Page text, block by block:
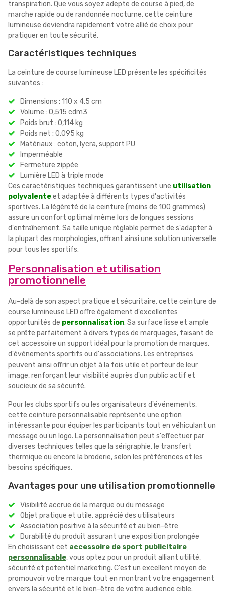
transpiration. Que vous soyez adepte de course à pied, de
marche rapide ou de randonnée nocturne, cette ceinture
lumineuse deviendra rapidement votre allié de choix pour
pratiquer en toute sécurité.
Caractéristiques techniques
La ceinture de course lumineuse LED présente les spécificités
suivantes :
Dimensions : 110 x 4,5 cm
Volume : 0,515 cdm3
Poids brut : 0,114 kg
Poids net : 0,095 kg
Matériaux : coton, lycra, support PU
Imperméable
Fermeture zippée
Lumière LED à triple mode
Ces caractéristiques techniques garantissent une utilisation
polyvalenteet adaptée à différents types d'activités
sportives. La légèreté de la ceinture (moins de 100 grammes)
assure un confort optimal même lors de longues sessions
d'entraînement. Sa taille unique réglable permet de s'adapter à
la plupart des morphologies, offrant ainsi une solution universelle
pour tous les sportifs.
Personnalisation et utilisation
promotionnelle
Au-delà de son aspect pratique et sécuritaire, cette ceinture de
course lumineuse LED offre également d'excellentes
opportunités de personnalisation. Sa surface lisse et ample
se prête parfaitement à divers types de marquages, faisant de
cet accessoire un support idéal pour la promotion de marques,
d'événements sportifs ou d'associations. Les entreprises
peuvent ainsi offrir un objet à la fois utile et porteur de leur
image, renforçant leur visibilité auprès d'un public actif et
soucieux de sa sécurité.
Pour les clubs sportifs ou les organisateurs d'événements,
cette ceinture personnalisable représente une option
intéressante pour équiper les participants tout en véhiculant un
message ou un logo. La personnalisation peut s'effectuer par
diverses techniques telles que la sérigraphie, le transfert
thermique ou encore la broderie, selon les préférences et les
besoins spécifiques.
Avantages pour une utilisation promotionnelle
Visibilité accrue de la marque ou du message
Objet pratique et utile, apprécié des utilisateurs
Association positive à la sécurité et au bien-être
Durabilité du produit assurant une exposition prolongée
En choisissant cet accessoire de sport publicitaire
personnalisable, vous optez pour un produit alliant utilité,
sécurité et potentiel marketing. C'est un excellent moyen de
promouvoir votre marque tout en montrant votre engagement
envers la sécurité et le bien-être de votre audience cible.